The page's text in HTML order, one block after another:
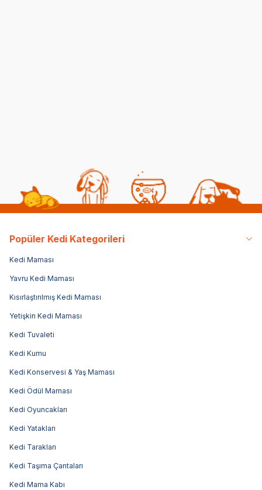
Popüler Kedi Kategorileri
Kedi Maması
Yavru Kedi Maması
Kısırlaştırılmış Kedi Maması
Yetişkin Kedi Maması
Kedi Tuvaleti
Kedi Kumu
Kedi Konservesi & Yaş Maması
Kedi Ödül Maması
Kedi Oyuncakları
Kedi Yatakları
Kedi Tarakları
Kedi Taşıma Çantaları
Kedi Mama Kabı